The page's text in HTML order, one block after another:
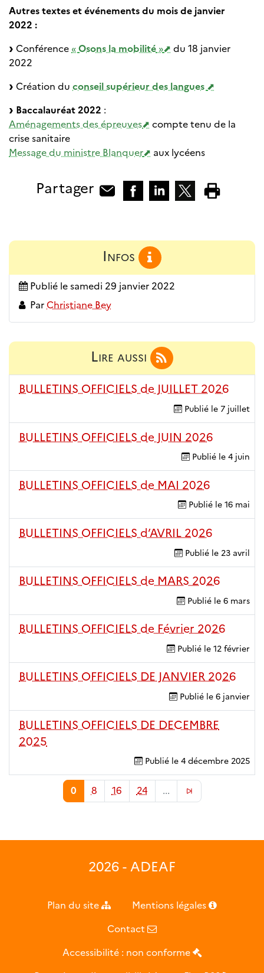
Autres textes et événements du mois de janvier
2022 :
Conférence « Osons la mobilité »
du 18 janvier
2022
Création du conseil supérieur des langues
Baccalauréat 2022 :
Aménagements des épreuves
compte tenu de la
crise sanitaire
Message du ministre Blanquer
aux lycéens
Partager
Infos
Publié le samedi 29 janvier 2022
Par Christiane Bey
Lire aussi
BULLETINS OFFICIELS de JUILLET 2026
Publié le 7 juillet
BULLETINS OFFICIELS de JUIN 2026
Publié le 4 juin
BULLETINS OFFICIELS de MAI 2026
Publié le 16 mai
BULLETINS OFFICIELS d’AVRIL 2026
Publié le 23 avril
BULLETINS OFFICIELS de MARS 2026
Publié le 6 mars
BULLETINS OFFICIELS de Février 2026
Publié le 12 février
BULLETINS OFFICIELS DE JANVIER 2026
Publié le 6 janvier
BULLETINS OFFICIELS DE DECEMBRE
2025
Publié le 4 décembre 2025
0 8 16 24 ...
2026 - ADEAF
Plan du site Mentions légales
Contact
Accessibilité : non conforme